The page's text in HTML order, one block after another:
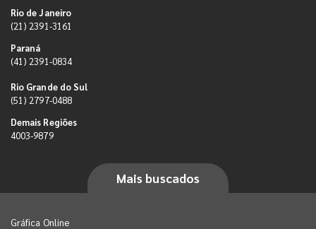
Rio de Janeiro
(21) 2391-3161
Paraná
(41) 2391-0834
Rio Grande do Sul
(51) 2797-0488
Demais Regiões
4003-9879
Mais buscados
Gráfica Online